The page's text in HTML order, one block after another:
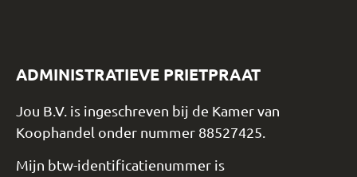
ADMINISTRATIEVE PRIETPRAAT
Jou B.V. is ingeschreven bij de Kamer van
Koophandel onder nummer 88527425.
Mijn btw-identificatienummer is